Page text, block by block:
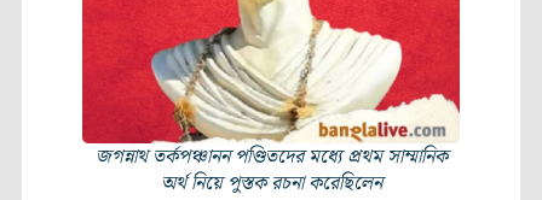
জগন্নাথ তর্কপঞ্চানন পণ্ডিতদের মধ্যে প্রথম সাম্মানিক
অর্থ নিয়ে পুস্তক রচনা করেছিলেন